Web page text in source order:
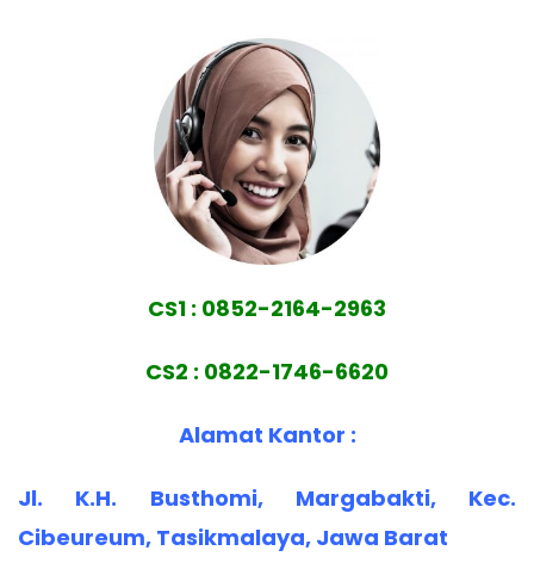
CS1 : 0852-2164-2963
CS2 : 0822-1746-6620
Alamat Kantor :
Jl. K.H. Busthomi, Margabakti, Kec.
Cibeureum, Tasikmalaya, Jawa Barat